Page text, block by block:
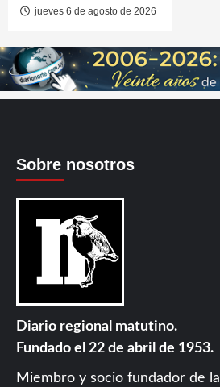
jueves 6 de agosto de 2026
Sobre nosotros
Diario regional matutino.
Fundado el 22 de abril de 1953.
Miembro y socio fundador de la